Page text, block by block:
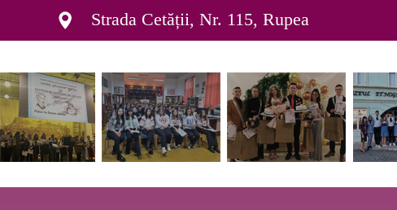
Strada Cetății, Nr. 115, Rupea